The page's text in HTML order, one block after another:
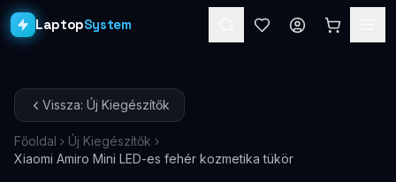
LaptopSystem
Asztali PC-k
Workstation PRO
Vissza: Új Kiegészítők
Főoldal
Új Kiegészítők
Xiaomi Amiro Mini LED-es fehér kozmetika tükör